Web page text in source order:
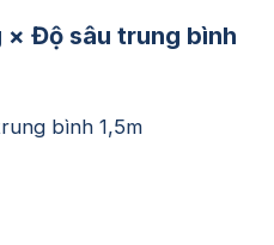
× Độ sâu trung bình
bình 1,5m